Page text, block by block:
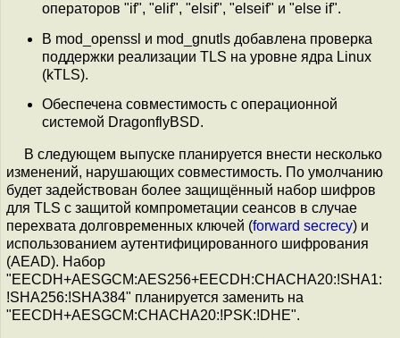
операторов "if", "elif", "elsif", "elseif" и "else if".
В mod_openssl и mod_gnutls добавлена проверка
поддержки реализации TLS на уровне ядра Linux
(kTLS).
Обеспечена совместимость с операционной
системой DragonflyBSD.
В следующем выпуске планируется внести несколько
изменений, нарушающих совместимость. По умолчанию
будет задействован более защищённый набор шифров
для TLS с защитой компрометации сеансов в случае
перехвата долговременных ключей (forward secrecy) и
использованием аутентифицированного шифрования
(AEAD). Набор
"EECDH+AESGCM:AES256+EECDH:CHACHA20:!SHA1:
!SHA256:!SHA384" планируется заменить на
"EECDH+AESGCM:CHACHA20:!PSK:!DHE".